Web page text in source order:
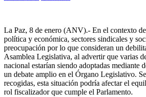
La Paz, 8 de enero (ANV).- En el contexto
política y económica, sectores sindicales y
preocupación por lo que consideran un
Asamblea Legislativa, al advertir que varias
nacional estarían siendo adoptadas mediante
un debate amplio en el Órgano Legislativo.
recogidas, esta situación podría afectar el
rol fiscalizador que cumple el Parlamento.